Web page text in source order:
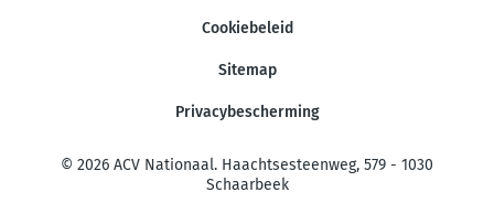
Cookiebeleid
Sitemap
Privacybescherming
© 2026 ACV Nationaal. Haachtsesteenweg, 579 - 1030
Schaarbeek